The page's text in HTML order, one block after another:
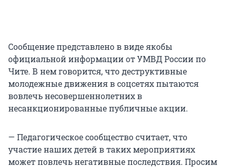
Сообщение представлено в виде якобы
официальной информации от УМВД России по
Чите. В нем говорится, что деструктивные
молодежные движения в соцсетях пытаются
вовлечь несовершеннолетних в
несанкционированные публичные акции.
— Педагогическое сообщество считает, что
участие наших детей в таких мероприятиях
может повлечь негативные последствия. Просим